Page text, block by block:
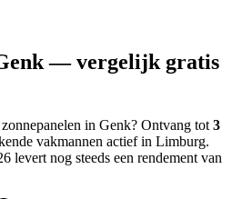
— vergelijk gratis
in Genk? Ontvang tot 3
vakmannen actief in Limburg.
levert nog steeds een rendement van